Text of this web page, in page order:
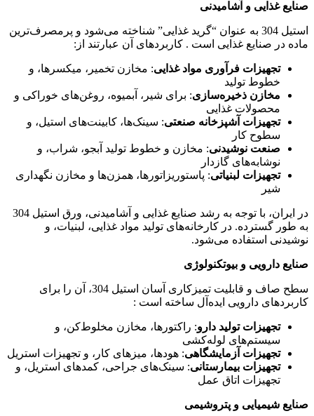
صنایع غذایی و آشامیدنی
استیل 304 به عنوان “گرید غذایی” شناخته می‌شود و پرمصرف‌ترین
ماده در صنایع غذایی است . کاربردهای آن عبارتند از:
تجهیزات فرآوری مواد غذایی: مخازن تخمیر، میکسرها، و
خطوط تولید
مخازن ذخیره‌سازی: برای شیر، آبمیوه، روغن‌های خوراکی و
محصولات غذایی
تجهیزات آشپزخانه صنعتی: سینک‌ها، کابینت‌های استیل، و
سطوح کار
صنعت نوشیدنی: مخازن و خطوط تولید آبجو، شراب، و
نوشابه‌های گازدار
تجهیزات لبنیاتی: پاستوریزاتورها، همزن‌ها و مخازن نگهداری
شیر
در ایران، با توجه به رشد صنایع غذایی و آشامیدنی، ورق استیل 304
به طور گسترده. در کارخانه‌های تولید مواد غذایی، لبنیات، و
نوشیدنی استفاده می‌شود.
صنایع دارویی و بیوتکنولوژی
سطح صاف و قابلیت تمیزکاری آسان استیل 304، آن را برای
کاربردهای دارویی ایده‌آل ساخته است :
تجهیزات تولید دارو: راکتورها، مخازن مخلوط‌کن، و
سیستم‌های لوله‌کشی
تجهیزات آزمایشگاهی: هودها، میزهای کار، و تجهیزات استریل
تجهیزات بیمارستانی: سینک‌های جراحی، کمدهای استریل، و
تجهیزات اتاق عمل
صنایع شیمیایی و پتروشیمی